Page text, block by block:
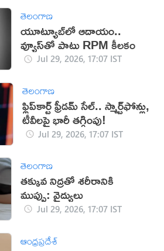
తెలంగాణ
యూట్యూబ్‌లో ఆదాయం..
వ్యూస్‌తో పాటు RPM కీలకం
Jul 29, 2026, 17:07 IST
తెలంగాణ
ఫ్లిప్‌కార్ట్ ఫ్రీడమ్ సేల్.. స్మార్ట్‌ఫోన్లు,
టీవీలపై భారీ తగ్గింపు!
Jul 29, 2026, 17:07 IST
తెలంగాణ
తక్కువ నిద్రతో శరీరానికి
ముప్పు: వైద్యులు
Jul 29, 2026, 17:07 IST
ఆంధ్రప్రదేశ్